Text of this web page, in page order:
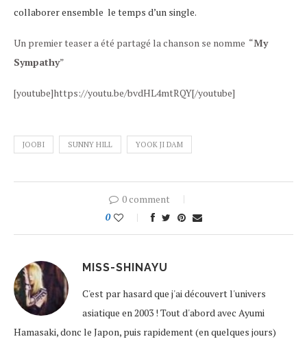
collaborer ensemble le temps d’un single.
Un premier teaser a été partagé la chanson se nomme “My
Sympathy”
[youtube]https://youtu.be/bvdHL4mtRQY[/youtube]
JOOBI SUNNY HILL YOOK JI DAM
0 comment
0
MISS-SHINAYU
C'est par hasard que j'ai découvert l'univers
asiatique en 2003 ! Tout d'abord avec Ayumi
Hamasaki, donc le Japon, puis rapidement (en quelques jours)